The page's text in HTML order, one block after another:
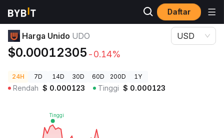
Daftar
Harga Kripto
Harga Unido UDO
$0.00012305 -0.14%
USD
24H 7D 14D 30D 60D 200D 1Y
Rendah $ 0.000123 Tinggi $ 0.000123